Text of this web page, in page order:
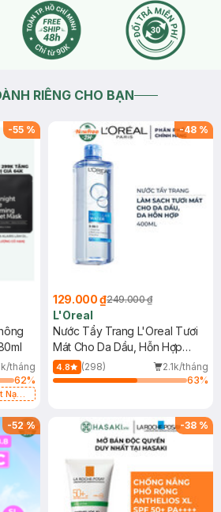
RIÊNG CHO BẠN
-55 %
tháng
62%
Nạ
-48 %
129.000 ₫249.000 ₫
L'Oreal
Nước Tẩy Trang L'Oreal Tươi
Mát Cho Da Dầu, Hỗn Hợp
400ml
4.8 (298)
2.1k/tháng
63%
-52% -38 %